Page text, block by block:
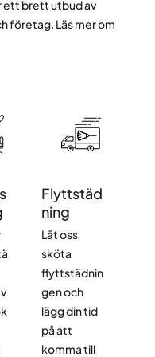
ett brett utbud av
företag. Läs mer om
Flyttstäd
ning
Låt oss
sköta
flyttstädnin
gen och
lägg din tid
på att
komma till